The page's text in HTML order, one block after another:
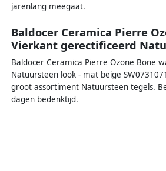
jarenlang meegaat.
Baldocer Ceramica Pierre
Vierkant gerectificeerd
Baldocer Ceramica Pierre Ozone Bone
Natuursteen look - mat beige
groot assortiment Natuursteen tegels.
dagen bedenktijd.